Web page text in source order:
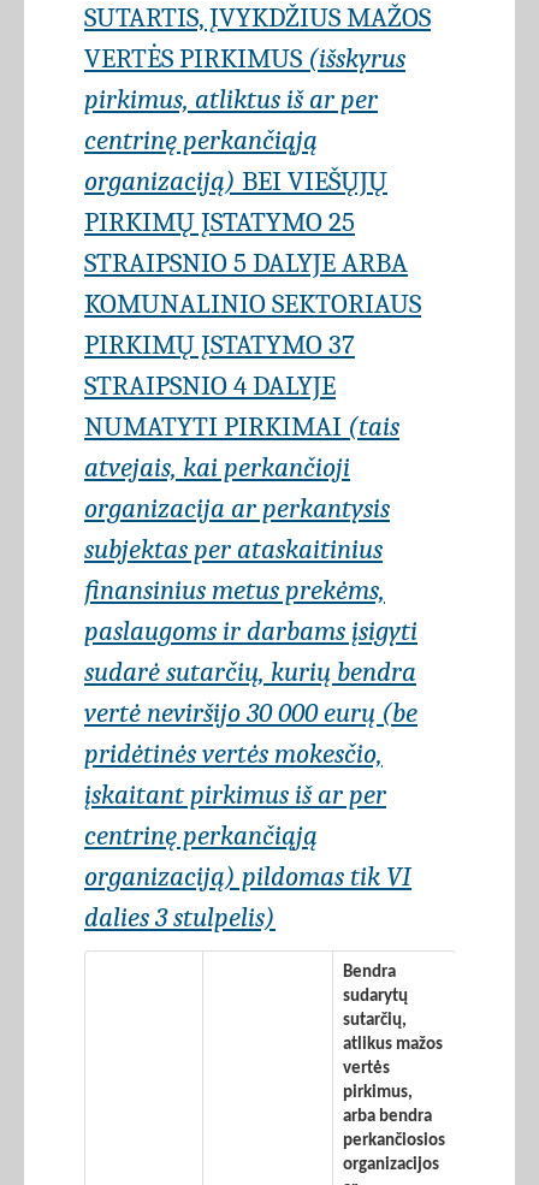
SUTARTIS, ĮVYKDŽIUS MAŽOS
VERTĖS PIRKIMUS (išskyrus
pirkimus, atliktus iš ar per
centrinę perkančiąją
organizaciją) BEI VIEŠŲJŲ
PIRKIMŲ ĮSTATYMO 25
STRAIPSNIO 5 DALYJE ARBA
KOMUNALINIO SEKTORIAUS
PIRKIMŲ ĮSTATYMO 37
STRAIPSNIO 4 DALYJE
NUMATYTI PIRKIMAI (tais
atvejais, kai perkančioji
organizacija ar perkantysis
subjektas per ataskaitinius
finansinius metus prekėms,
paslaugoms ir darbams įsigyti
sudarė sutarčių, kurių bendra
vertė neviršijo 30 000 eurų (be
pridėtinės vertės mokesčio,
įskaitant pirkimus iš ar per
centrinę perkančiąją
organizaciją) pildomas tik VI
dalies 3 stulpelis)
Bendra
sudarytų
sutarčių,
atlikus mažos
vertės
pirkimus,
arba bendra
perkančiosios
organizacijos